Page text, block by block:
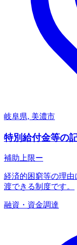
岐阜県, 美濃市
特別給付金等の
補助上限ー
経済的困窮等の理
渡できる制度です。
融資・資金調達